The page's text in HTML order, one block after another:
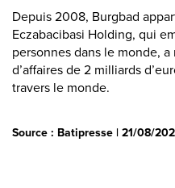
Depuis 2008, Burgbad
Eczabacibasi Holding, qui
personnes dans le monde,
d’affaires de 2 milliards
travers le monde.
Source : Batipresse | 21/08/